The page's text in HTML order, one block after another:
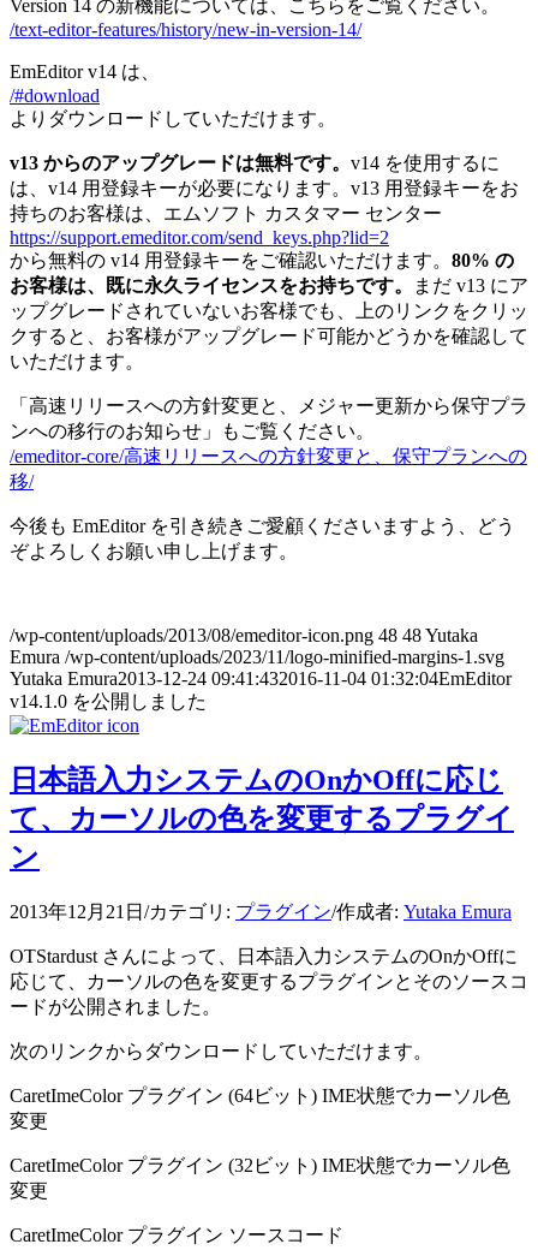
Version 14 の新機能については、こちらをご覧ください。
/text-editor-features/history/new-in-version-14/
EmEditor v14 は、
/#download
よりダウンロードしていただけます。
v13 からのアップグレードは無料です。 v14 を使用するに
は、v14 用登録キーが必要になります。v13 用登録キーをお
持ちのお客様は、エムソフト カスタマー センター
https://support.emeditor.com/send_keys.php?lid=2
から無料の v14 用登録キーをご確認いただけます。 80% の
お客様は、既に永久ライセンスをお持ちです。
まだ v13 にア
ップグレードされていないお客様でも、上のリンクをクリッ
クすると、お客様がアップグレード可能かどうかを確認して
いただけます。
「高速リリースへの方針変更と、メジャー更新から保守プラ
ンへの移行のお知らせ」もご覧ください。
/emeditor-core/高速リリースへの方針変更と、保守プランへの
移/
今後も EmEditor を引き続きご愛顧くださいますよう、どう
ぞよろしくお願い申し上げます。
/wp-content/uploads/2013/08/emeditor-icon.png 48 48Yutaka
Emura /wp-content/uploads/2023/11/logo-minified-margins-1.svg
Yutaka Emura2013-12-24 09:41:432016-11-04 01:32:04EmEditor
v14.1.0 を公開しました
日本語入力システムのOnかOffに応じ
て、カーソルの色を変更するプラグイ
ン
2013年12月21日 /カテゴリ: プラグイン/作成者: Yutaka Emura
OTStardust さんによって、日本語入力システムのOnかOffに
応じて、カーソルの色を変更するプラグインとそのソースコ
ードが公開されました。
次のリンクからダウンロードしていただけます。
CaretImeColor プラグイン (64ビット) IME状態でカーソル色
変更
CaretImeColor プラグイン (32ビット) IME状態でカーソル色
変更
CaretImeColor プラグイン ソースコード